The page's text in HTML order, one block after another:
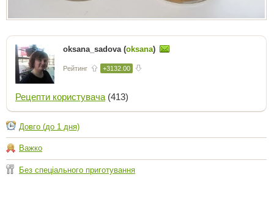
oksana_sadova (oksana)
Рейтинг +3132.00
Рецепти користувача (413)
Довго (до 1 дня)
Важко
Без спеціального приготування